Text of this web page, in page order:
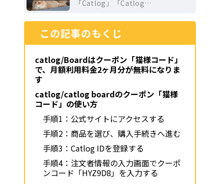
「Catlog」「Catlog…
この記事のもくじ
catlog/Boardはクーポン「猫様コード」
で、月額利用料金2ヶ月分が無料になりま
す
catlog/catlog boardのクーポン「猫様
コード」の使い方
手順1：公式サイトにアクセスする
手順2：商品を選び、購入手続きへ進む
手順3：Catlog IDを登録する
手順4：注文者情報の入力画面でクーポ
ンコード「HYZ9D8」を入力する